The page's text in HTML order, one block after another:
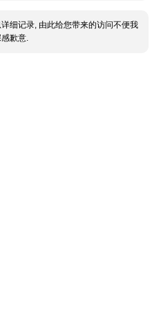
细记录, 由此给您带来的访问不便我
歉意.